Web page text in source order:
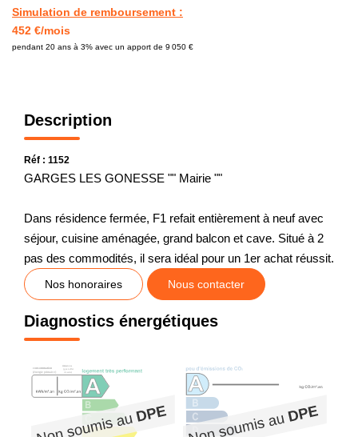
Simulation de remboursement :
452 €/mois
pendant 20 ans à 3% avec un apport de 9 050 €
Description
Réf : 1152
GARGES LES GONESSE "" Mairie ""
Dans résidence fermée, F1 refait entièrement à neuf avec
séjour, cuisine aménagée, grand balcon et cave. Situé à 2
pas des commodités, il sera idéal pour un 1er achat réussit.
Nos honoraires Nous contacter
Diagnostics énergétiques